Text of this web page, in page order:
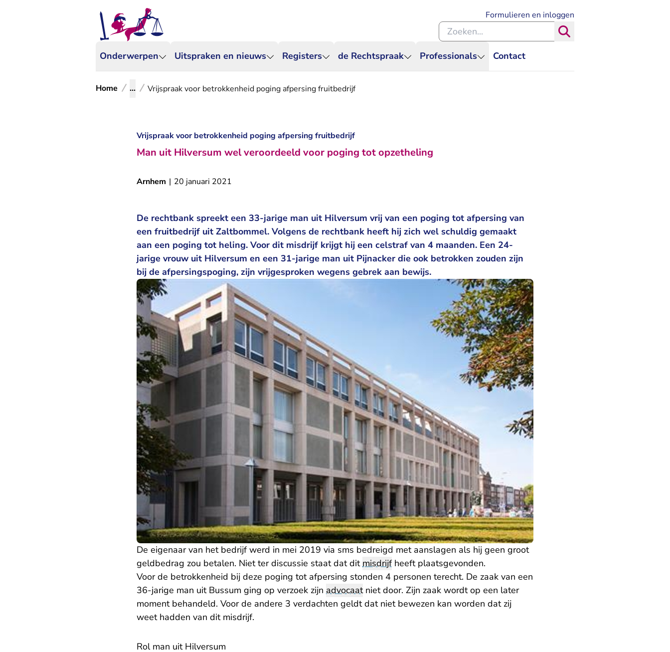
Onderwerpen Uitspraken en nieuws Registers de Rechtspraak Professionals Contact
Formulieren en inloggen
Zoeken binnen de Rechtspraak
Home ... Vrijspraak voor betrokkenheid poging afpersing fruitbedrijf
Vrijspraak voor betrokkenheid poging afpersing fruitbedrijf
Man uit Hilversum wel veroordeeld voor poging tot opzetheling
Arnhem | 20 januari 2021
De rechtbank spreekt een 33-jarige man uit Hilversum vrij van een poging tot afpersing van
een fruitbedrijf uit Zaltbommel. Volgens de rechtbank heeft hij zich wel schuldig gemaakt
aan een poging tot heling. Voor dit misdrijf krijgt hij een celstraf van 4 maanden. Een 24-
jarige vrouw uit Hilversum en een 31-jarige man uit Pijnacker die ook betrokken zouden zijn
bij de afpersingspoging, zijn vrijgesproken wegens gebrek aan bewijs.
De eigenaar van het bedrijf werd in mei 2019 via sms bedreigd met aanslagen als hij geen groot
geldbedrag zou betalen. Niet ter discussie staat dat ditmisdrijfheeft plaatsgevonden.
Voor de betrokkenheid bij deze poging tot afpersing stonden 4 personen terecht. De zaak van een
36-jarige man uit Bussum ging op verzoek zijn advocaatniet door. Zijn zaak wordt op een later
moment behandeld. Voor de andere 3 verdachten geldt dat niet bewezen kan worden dat zij
weet hadden van dit misdrijf.
Rol man uit Hilversum